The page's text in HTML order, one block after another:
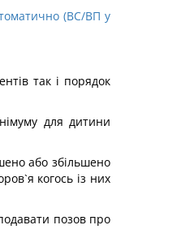
(ВС/ВП у
так і порядок
для дитини
або збільшено
когось із них
позов про